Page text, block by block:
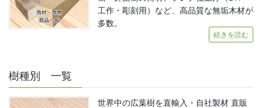
工作・彫刻用）など、高品質な無垢木材が
多数。
続きを読む
樹種別 一覧
世界中の広葉樹を直輸入・自社製材 直販